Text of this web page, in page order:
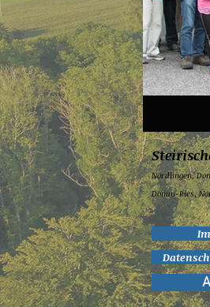
Nördlingen,
Donau-Ries,